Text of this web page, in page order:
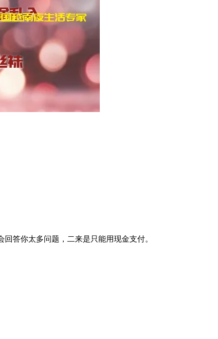
答你太多问题，二来是只能用现金支付。